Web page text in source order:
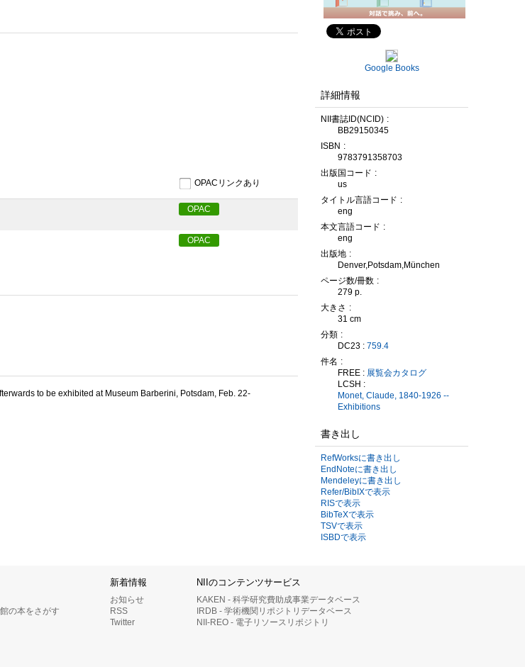
OPACリンクあり
OPAC
OPAC
to be exhibited at Museum Barberini, Potsdam, Feb. 22-
Google Books
詳細情報
NII書誌ID(NCID)
BB29150345
ISBN
9783791358703
出版国コード
us
タイトル言語コード
eng
本文言語コード
eng
出版地
Denver,Potsdam,München
ページ数/冊数
279 p.
大きさ
31 cm
分類
DC23 : 759.4
件名
FREE : 展覧会カタログ
LCSH :
Monet, Claude, 1840-1926 --
Exhibitions
書き出し
RefWorksに書き出し
EndNoteに書き出し
Mendeleyに書き出し
Refer/BibIXで表示
RISで表示
BibTeXで表示
TSVで表示
ISBDで表示
の本をさがす
新着情報
お知らせ
RSS
Twitter
NIIのコンテンツサービス
KAKEN - 科学研究費助成事業データベース
IRDB - 学術機関リポジトリデータベース
NII-REO - 電子リソースリポジトリ